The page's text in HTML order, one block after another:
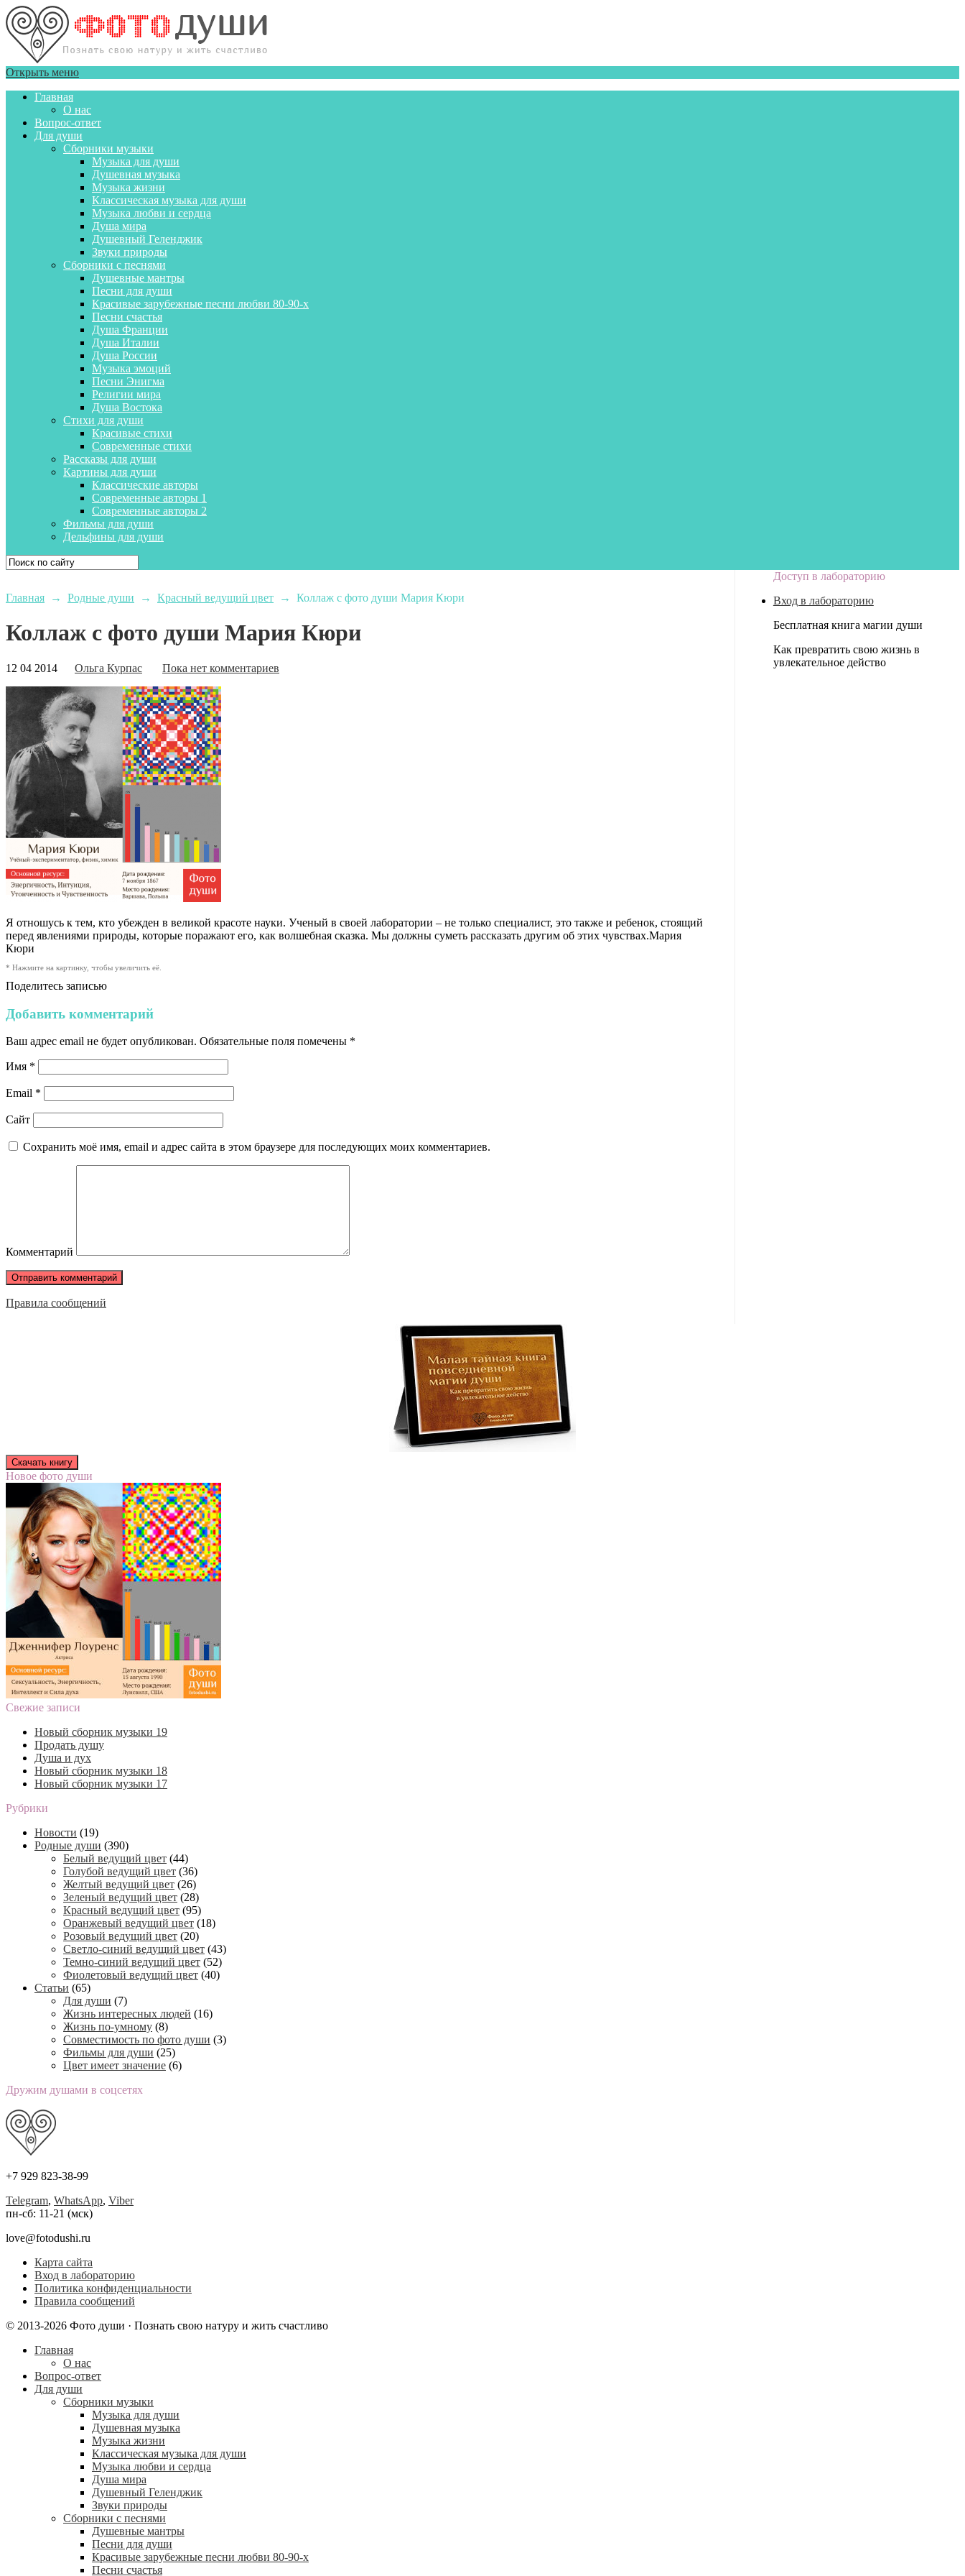
Открыть меню
Главная
О нас
Вопрос-ответ
Для души
Сборники музыки
Музыка для души
Душевная музыка
Музыка жизни
Классическая музыка для души
Музыка любви и сердца
Душа мира
Душевный Геленджик
Звуки природы
Сборники с песнями
Душевные мантры
Песни для души
Красивые зарубежные песни любви 80-90-х
Песни счастья
Душа Франции
Душа Италии
Душа России
Музыка эмоций
Песни Энигма
Религии мира
Душа Востока
Стихи для души
Красивые стихи
Современные стихи
Рассказы для души
Картины для души
Классические авторы
Современные авторы 1
Современные авторы 2
Фильмы для души
Дельфины для души
Главная → Родные души → Красный ведущий цвет → Коллаж с фото души Мария Кюри
Коллаж с фото души Мария Кюри
12 04 2014 Ольга Курпас Пока нет комментариев
Я отношусь к тем, кто убежден в великой красоте науки. Ученый в своей лаборатории – не только специалист, это также и ребенок, стоящий
перед явлениями природы, которые поражают его, как волшебная сказка. Мы должны суметь рассказать другим об этих чувствах.Мария
Кюри
* Нажмите на картинку, чтобы увеличить её.
Поделитесь записью
Добавить комментарий
Ваш адрес email не будет опубликован. Обязательные поля помечены *
Имя *
Email *
Сайт
Сохранить моё имя, email и адрес сайта в этом браузере для последующих моих комментариев.
Комментарий
Правила сообщений
Доступ в лабораторию
Вход в лабораторию
Бесплатная книга магии души
Как превратить свою жизнь в
увлекательное действо
Новое фото души
Свежие записи
Новый сборник музыки 19
Продать душу
Душа и дух
Новый сборник музыки 18
Новый сборник музыки 17
Рубрики
Новости (19)
Родные души (390)
Белый ведущий цвет (44)
Голубой ведущий цвет (36)
Желтый ведущий цвет (26)
Зеленый ведущий цвет (28)
Красный ведущий цвет (95)
Оранжевый ведущий цвет (18)
Розовый ведущий цвет (20)
Светло-синий ведущий цвет (43)
Темно-синий ведущий цвет (52)
Фиолетовый ведущий цвет (40)
Статьи (65)
Для души (7)
Жизнь интересных людей (16)
Жизнь по-умному (8)
Совместимость по фото души (3)
Фильмы для души (25)
Цвет имеет значение (6)
Дружим душами в соцсетях
+7 929 823-38-99
Telegram, WhatsApp, Viber
пн-сб: 11-21 (мск)
love@fotodushi.ru
Карта сайта
Вход в лабораторию
Политика конфиденциальности
Правила сообщений
© 2013-2026 Фото души · Познать свою натуру и жить счастливо
Главная
О нас
Вопрос-ответ
Для души
Сборники музыки
Музыка для души
Душевная музыка
Музыка жизни
Классическая музыка для души
Музыка любви и сердца
Душа мира
Душевный Геленджик
Звуки природы
Сборники с песнями
Душевные мантры
Песни для души
Красивые зарубежные песни любви 80-90-х
Песни счастья